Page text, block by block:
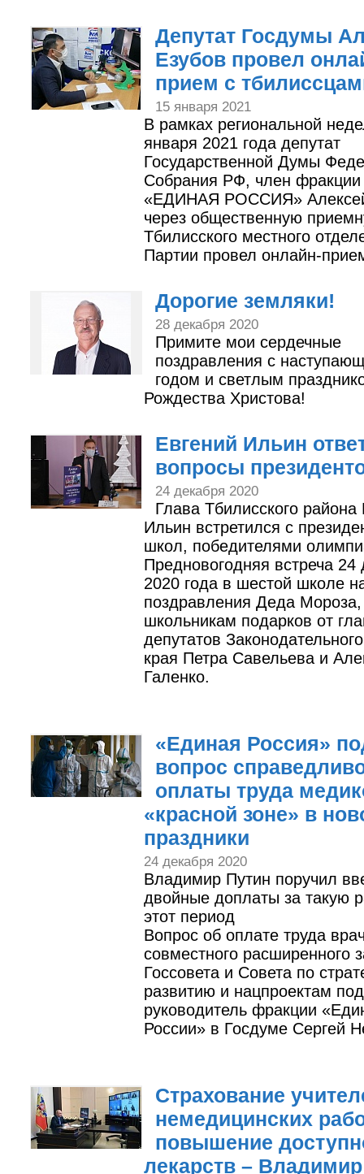
Депутат Госдумы
Езубов провел
прием с
15 января 2021
В рамках региональной
января 2021 года депутат
Государственной Думы
Собрания РФ, член
«ЕДИНАЯ РОССИЯ»
через общественную
Тбилисского местного
Партии провел онлайн-
Дорогие земляки!
28 декабря 2020
Примите мои сердечные
поздравления с
годом и светлым
Рождества Христова!
Евгений Ильин
вопросы
24 декабря 2020
Глава Тбилисского района
Ильин встретился с
школ, победителями
Предновогодняя встреча 24
2020 года в шестой школе
поздравления Деда Мороза,
школьникам подарков от
депутатов
края Петра Савельева и
Галенко.
«Единая Россия»
вопрос
оплаты труда
«красной зоне» в
праздники
24 декабря 2020
Владимир Путин поручил
двойные доплаты за такую
этот период
Вопрос об оплате труда
совместного расширенного
Госсовета и Совета по
развитию и нацпроектам
руководитель фракции
России» в Госдуме Сергей
Страхование
немедицинских
повышение
лекарств –